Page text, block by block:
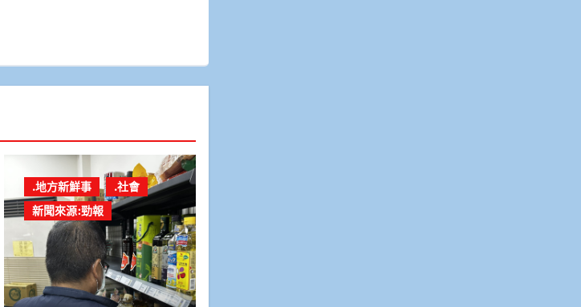
.地方新鮮事
.社會
新聞來源:勁報